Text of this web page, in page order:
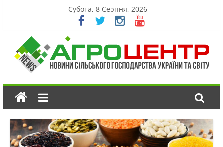
Субота, 8 Серпня, 2026